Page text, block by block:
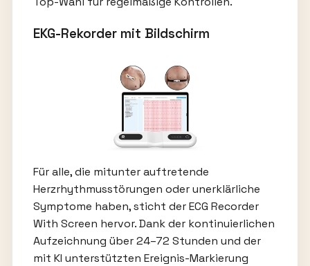
EKG-Rekorder mit Bildschirm
Für alle, die mitunter auftretende
Herzrhythmusstörungen oder unerklärliche
Symptome haben, sticht der ECG Recorder
With Screen hervor. Dank der kontinuierlichen
Aufzeichnung über 24–72 Stunden und der
mit KI unterstützten Ereignis-Markierung